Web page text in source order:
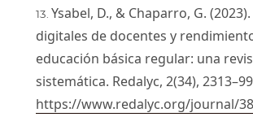
Ysabel, D., & Chaparro, G.
digitales de docentes y
educación básica regular: una
sistemática. Redalyc, 2(34),
https://www.redalyc.org/journal/